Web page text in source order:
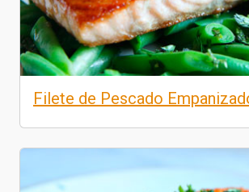
Filete de Pescado